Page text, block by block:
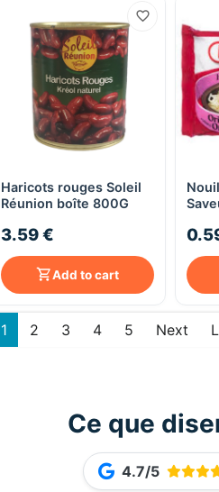
Quick View
Haricots rouges Soleil
Réunion boîte 800G
3.59 €
Add to cart
1 2 3 4 5 Next
Ce que
4.7/5